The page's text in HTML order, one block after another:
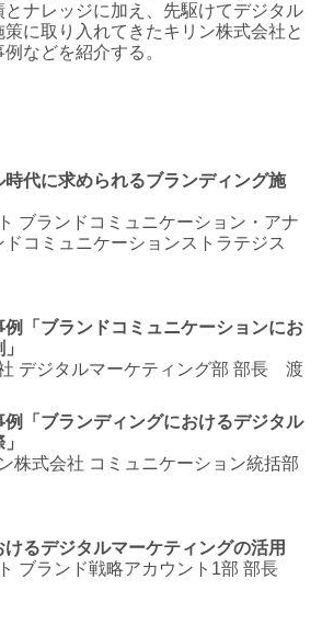
とナレッジに加え、先駆けてデジタル
に取り入れてきたキリン株式会社と
などを紹介する。
時代に求められるブランディング施
ブランドコミュニケーション・アナ
コミュニケーションストラテジス
「ブランドコミュニケーションにお
デジタルマーケティング部 部長 渡
「ブランディングにおけるデジタル
株式会社 コミュニケーション統括部
るデジタルマーケティングの活用
ブランド戦略アカウント1部 部長